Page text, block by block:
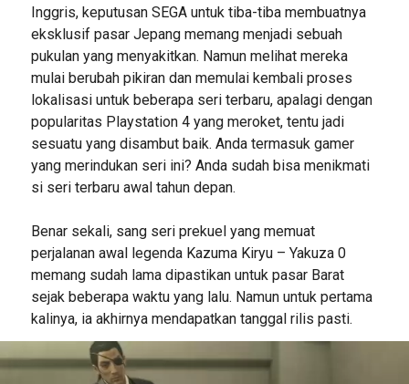
Inggris, keputusan SEGA untuk tiba-tiba membuatnya
eksklusif pasar Jepang memang menjadi sebuah
pukulan yang menyakitkan. Namun melihat mereka
mulai berubah pikiran dan memulai kembali proses
lokalisasi untuk beberapa seri terbaru, apalagi dengan
popularitas Playstation 4 yang meroket, tentu jadi
sesuatu yang disambut baik. Anda termasuk gamer
yang merindukan seri ini? Anda sudah bisa menikmati
si seri terbaru awal tahun depan.
Benar sekali, sang seri prekuel yang memuat
perjalanan awal legenda Kazuma Kiryu – Yakuza 0
memang sudah lama dipastikan untuk pasar Barat
sejak beberapa waktu yang lalu. Namun untuk pertama
kalinya, ia akhirnya mendapatkan tanggal rilis pasti.